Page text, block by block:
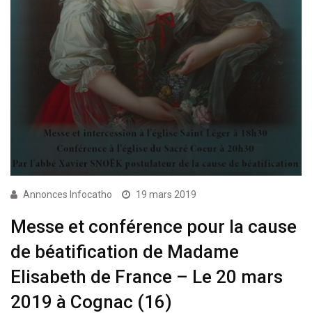
Annonces Infocatho 19 mars 2019
Messe et conférence pour la cause
de béatification de Madame
Elisabeth de France – Le 20 mars
2019 à Cognac (16)